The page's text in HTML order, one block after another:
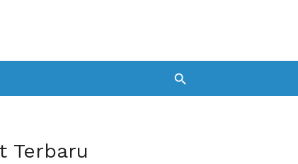
Terbaru